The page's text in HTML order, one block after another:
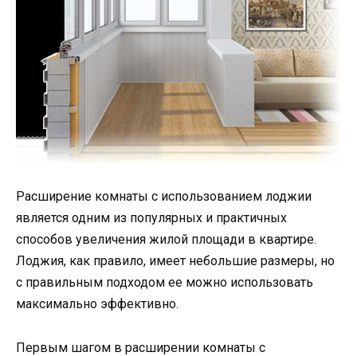
Расширение комнаты с использованием лоджии
является одним из популярных и практичных
способов увеличения жилой площади в квартире.
Лоджия, как правило, имеет небольшие размеры, но
с правильным подходом ее можно использовать
максимально эффективно.
Первым шагом в расширении комнаты с